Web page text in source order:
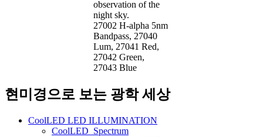
observation of the
night sky.
27002 H-alpha 5nm
Bandpass, 27040
Lum, 27041 Red,
27042 Green,
27043 Blue
현미경으로 보는 광학 세상
CoolLED LED ILLUMINATION
CoolLED_Spectrum